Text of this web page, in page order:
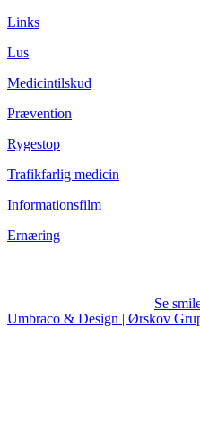
Links
Lus
Medicintilskud
Prævention
Rygestop
Trafikfarlig medicin
Informationsfilm
Ernæring
Se
Umbraco & Design | Ørskov